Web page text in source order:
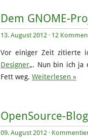
Dem GNOME-
13. August 2012 · 12
Vor einiger Zeit zitierte
Designer„. Nun bin ich ja
Fett weg. Weiterlesen »
OpenSource-
09. August 2012 ·